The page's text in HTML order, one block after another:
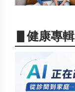
▋健康專輯